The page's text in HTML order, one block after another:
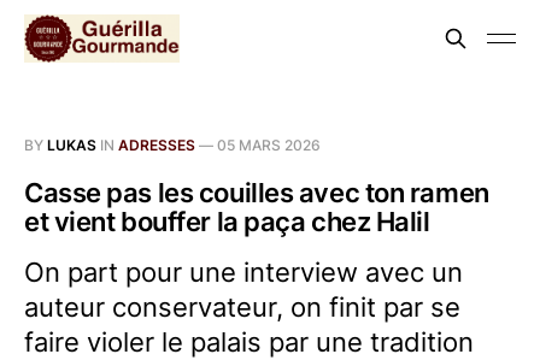
BY LUKAS IN ADRESSES — 05 MARS 2026
Casse pas les couilles avec ton ramen
et vient bouffer la paça chez Halil
On part pour une interview avec un
auteur conservateur, on finit par se
faire violer le palais par une tradition